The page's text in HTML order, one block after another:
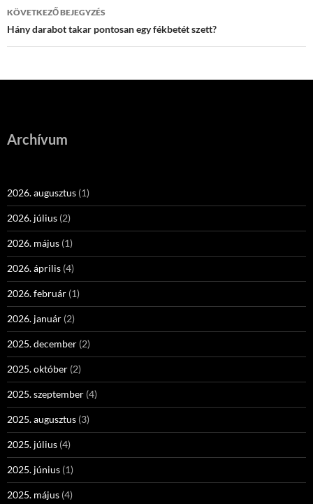
KÖVETKEZŐ BEJEGYZÉS
Hány darabot takar pontosan egy fékbetét szett?
Archívum
2026. augusztus (1)
2026. július (2)
2026. május (1)
2026. április (4)
2026. február (1)
2026. január (2)
2025. december (2)
2025. október (2)
2025. szeptember (4)
2025. augusztus (3)
2025. július (4)
2025. június (1)
2025. május (4)